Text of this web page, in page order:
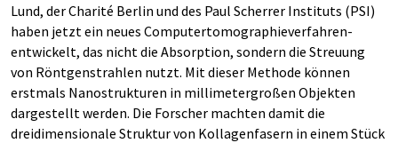
Lund, der Charité Berlin und des Paul Scherrer Instituts (PSI)
haben jetzt ein neues ­Com­pu­te­rto­mo­gra­phie­ver­fah­ren­
entwickelt, das nicht die Absorption, sondern die Streuung
von Röntgenstrahlen nutzt. Mit dieser Methode können
erstmals Nanostrukturen in millimetergroßen Objekten
dargestellt werden. Die Forscher machten damit die
dreidimensionale Struktur von Kollagenfasern in einem Stück